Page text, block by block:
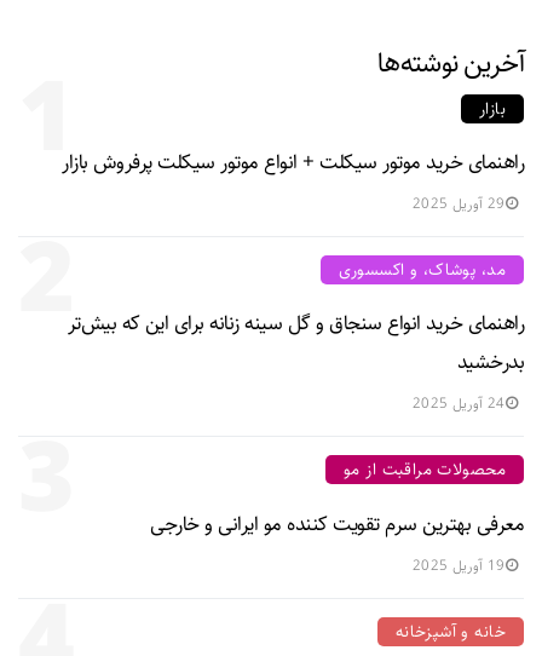
آخرین نوشته‌ها 1 بازار
راهنمای خرید موتور سیکلت + انواع موتور سیکلت پرفروش بازار
29 آوریل 2025
2 مد، پوشاک، و اکسسوری
راهنمای خرید انواع سنجاق و گل سینه زنانه برای این که بیش‌تر
بدرخشید
24 آوریل 2025
محصولات مراقبت از مو
معرفی بهترین سرم تقویت کننده مو ایرانی و خارجی
19 آوریل 2025
خانه و آشپزخانه